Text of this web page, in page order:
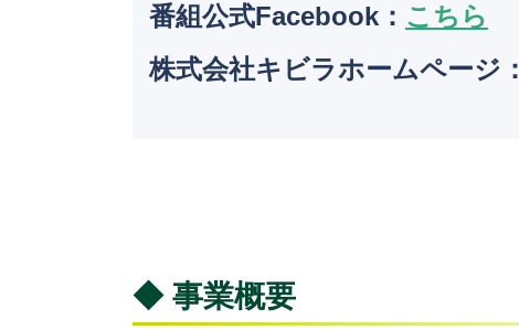
番組公式Facebook： こちら
株式会社キビラホームページ：
◆ 事業概要